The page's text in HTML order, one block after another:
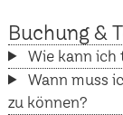
Buchung &
Wie kann ich
Wann muss
zu können?